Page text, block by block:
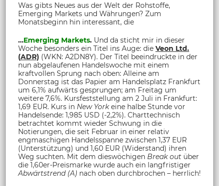
Was gibts Neues aus der Welt der Rohstoffe,
Emerging Markets und Währungen? Zum
Monatsbeginn hin interessant, die
…Emerging Markets. Und da sticht mir in dieser
Woche besonders ein Titel ins Auge: die Veon Ltd.
(ADR) (WKN: A2DN8Y). Der Titel beeindruckte in der
nun abgelaufenen Handelswoche mit einem
kraftvollen Sprung nach oben: Alleine am
Donnerstag ist das Papier am Handelsplatz Frankfurt
um 6,1% aufwärts gesprungen; am Freitag um
weitere 7,6%. Kursfeststellung am 2 Juli in Frankfurt:
1,69 EUR. Kurs in New Yorkeine halbe Stunde vor
Handelsende: 1,985 USD (-2,2%). Charttechnisch
betrachtet kommt wieder Schwung in die
Notierungen, die seit Februar in einer relativ
engmaschigen Handelsspanne zwischen 1,37 EUR
(Unterstützung) und 1,60 EUR (Widerstand) ihren
Weg suchten. Mit dem dieswöchigen Break out über
die 1,60er-Preismarke wurde auch ein langfristiger
Abwärtstrend (A) nach oben durchbrochen – herrlich!